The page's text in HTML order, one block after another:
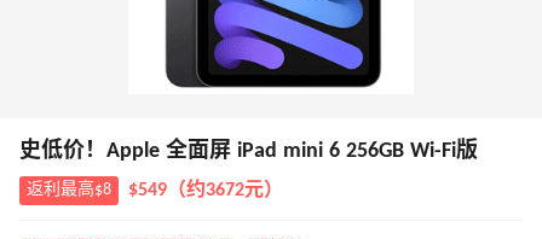
史低价！Apple 全面屏 iPad mini 6 256GB Wi-Fi版
返利最高$8 $549（约3672元）